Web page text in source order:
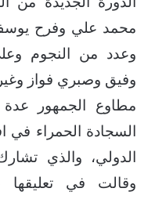
محمد علي وفرح
وعدد من النجوم
وفيق وصبري فواز
مطاوع الجمهور
السجادة الحمراء في
الدولي، والذي
وقالت في